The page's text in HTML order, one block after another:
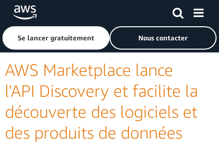
Passer au contenu principal
Cliquer ici pour revenir à la page d'accueil d'Amazon Web
Se lancer gratuitement Nous contacter
AWS Marketplace lance
l'API Discovery et facilite la
découverte des logiciels et
des produits de données